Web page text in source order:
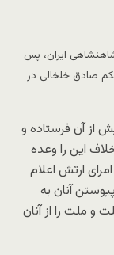
ایران، پس
صادق خلخالی در
از آن فرستاده و
این را وعده
ارتش اعلام
آنان به
و ملت را از آنان